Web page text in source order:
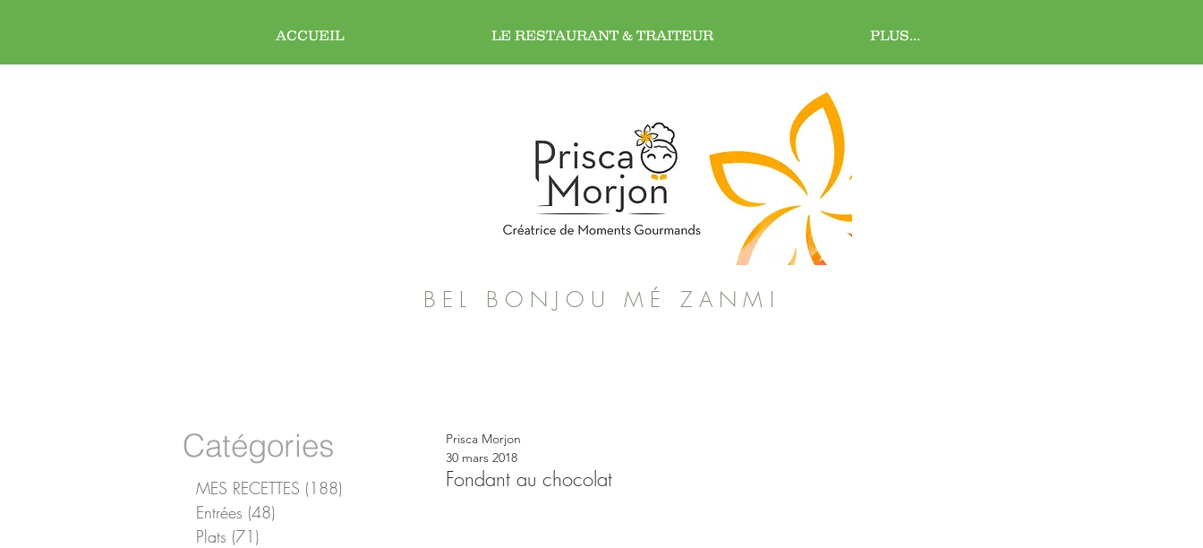
ACCUEIL LE RESTAURANT & TRAITEUR PLUS...
BEL BONJOU MÉ ZANMI
Catégories
MES RECETTES (188)
Entrées (48)
Plats (71)
Fondant au chocolat
Prisca Morjon
30 mars 2018